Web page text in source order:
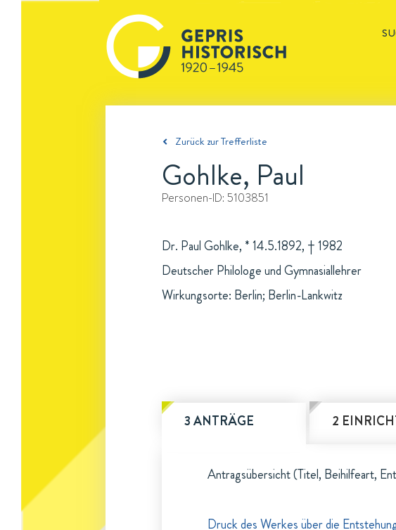
Zurück zur Trefferliste
Gohlke, Paul
Personen-ID: 5103851
Dr. Paul Gohlke, * 14.5.1892, † 1982
Deutscher Philologe und Gymnasiallehrer
Wirkungsorte: Berlin; Berlin-Lankwitz
3 ANTRÄGE 2
Antragsübersicht (Titel, Beihilfeart,
Druck des Werkes über die